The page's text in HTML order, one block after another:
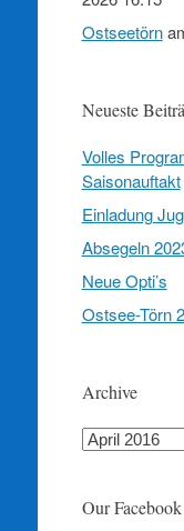
Ostseetörn
Neueste
Volles
Saisonauftakt
Einladung
Absegeln
Neue Opti’s
Ostsee-Törn
Archive
Archive
Our